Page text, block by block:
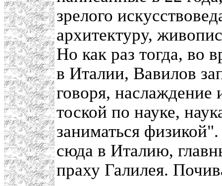
зрелого
архитектуру,
Но как раз тогда, во
в Италии, Вавилов
говоря, наслаждение
тоской по науке,
заниматься
сюда в Италию,
праху Галилея.